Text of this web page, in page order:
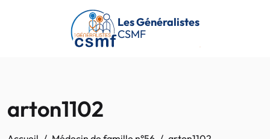
Passer au contenu principal
Les Généralistes
CSMF
arton1102